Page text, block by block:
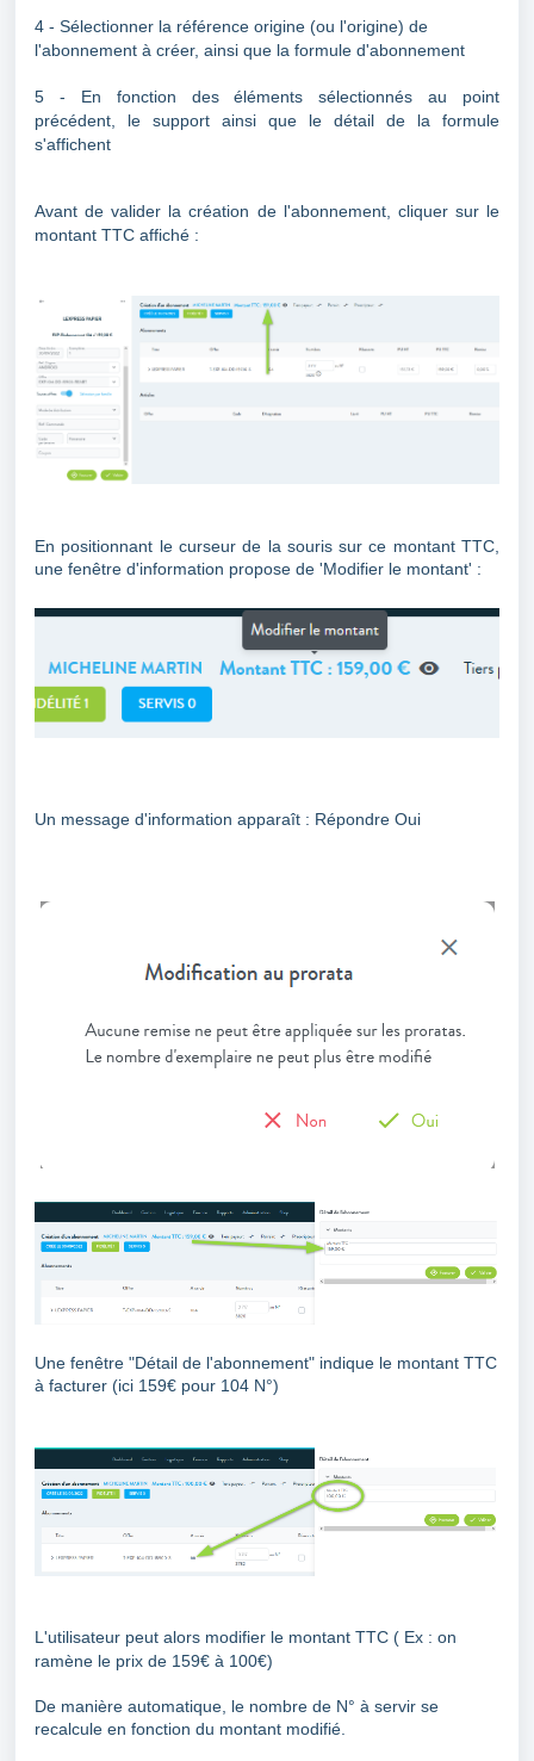
4 - Sélectionner la référence origine (ou l'origine) de
l'abonnement à créer, ainsi que la formule d'abonnement
5 - En fonction des éléments sélectionnés au point
précédent, le support ainsi que le détail de la formule
s'affichent
Avant de valider la création de l'abonnement, cliquer sur le
montant TTC affiché :
En positionnant le curseur de la souris sur ce montant TTC,
une fenêtre d'information propose de 'Modifier le montant' :
Un message d'information apparaît : Répondre Oui
Une fenêtre "Détail de l'abonnement" indique le montant TTC
à facturer (ici 159€ pour 104 N°)
L'utilisateur peut alors modifier le montant TTC ( Ex : on
ramène le prix de 159€ à 100€)
De manière automatique, le nombre de N° à servir se
recalcule en fonction du montant modifié.